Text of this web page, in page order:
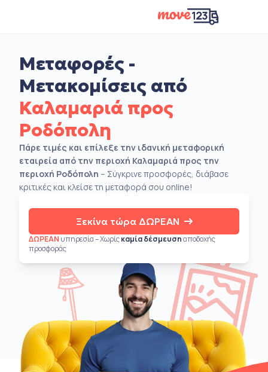
Μεταφορές -
Μετακομίσεις από
Καλαμαριά προς
Ροδόπολη
Πάρε τιμές και επίλεξε την ιδανική μεταφορική
εταιρεία από την περιοχή Καλαμαριά προς την
περιοχή Ροδόπολη – Σύγκρινε προσφορές, διάβασε
κριτικές και κλείσε τη μεταφορά σου online!
Ξεκίνα τώρα ΔΩΡΕΑΝ
ΔΩΡΕΑΝ υπηρεσία – Χωρίςκαμία δέσμευσηαποδοχής
προσφοράς